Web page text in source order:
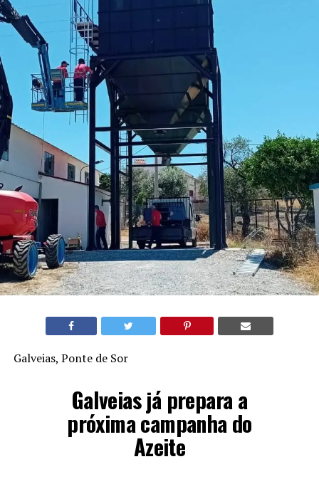
Galveias, Ponte de Sor
Galveias já prepara a
próxima campanha do
Azeite